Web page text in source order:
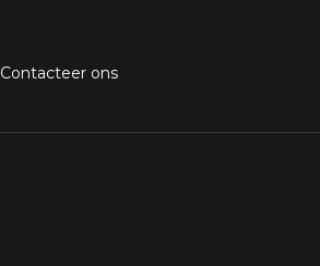
Contacteer ons